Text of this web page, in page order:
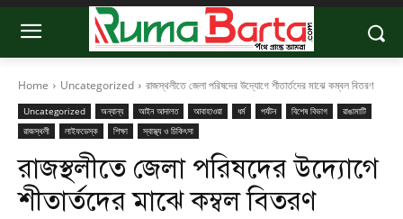
Home Uncategorized রাজস্থলীতে জেলা পরিষদের উদ্যোগে শীতার্তদের মাঝে কম্বল বিতরণ
Uncategorized অন্যান্য আইন আদালত আবাহাওয়া ধর্ম পর্যটন বিশেষ বিভাগ
রাঙামাটি
রাজস্থলী
লাইফডেস্ক শিক্ষা স্বাস্থ্য ও চিকিৎসা
রাজস্থলীতে জেলা পরিষদের উদ্যোগে
শীতার্তদের মাঝে কম্বল বিতরণ